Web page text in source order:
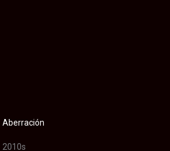
Aberración
2010s